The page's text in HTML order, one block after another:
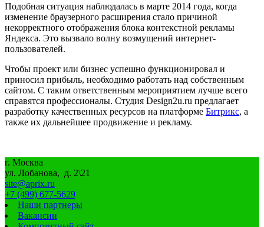
Подобная ситуация наблюдалась в марте 2014 года, когда
изменение браузерного расширения стало причиной
некорректного отображения блока контекстной рекламы
Яндекса. Это вызвало волну возмущений интернет-
пользователей.
Чтобы проект или бизнес успешно функционировал и
приносил прибыль, необходимо работать над собственным
сайтом. С таким ответственным мероприятием лучше всего
справятся профессионалы. Студия Design2u.ru предлагает
разработку качественных ресурсов на платформе Битрикс, а
также их дальнейшее продвижение и рекламу.
г. Москва
ул. Лобанова, д. 2\21
site@aprix.ru
+7 (499) 677-5629
Наши партнеры
Вакансии